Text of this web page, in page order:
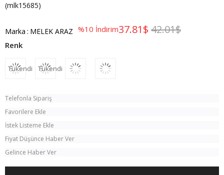
(mlk15685)
Marka : MELEK ARAZ %10 İndirim 42.01$
37.81$
Tükendi Tükendi
Telefonla Sipariş
Favorilere Ekle
İstek Listeme Ekle
Fiyat Düşünce Haber Ver
Gelince Haber Ver